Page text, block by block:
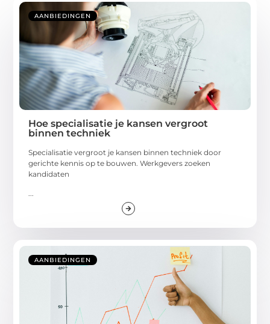
AANBIEDINGEN
Hoe specialisatie je kansen vergroot
binnen techniek
Specialisatie vergroot je kansen binnen techniek door
gerichte kennis op te bouwen. Werkgevers zoeken
kandidaten
...
AANBIEDINGEN